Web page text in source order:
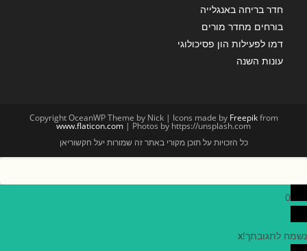
חדר בריחה באנגלייה
בורחים מחדר מורים
דמו לפעילות הון פסיכולוגי
עונות השנה
Copyright OceanWP Theme by Nick | Icons made by Freepikfrom
www.flaticon.com | Photos by https://unsplash.com
כל הזכויות על תוכן מקורי באתר זה שמורות יעל חקשוריאן
0
נשמח לתגובתך!x